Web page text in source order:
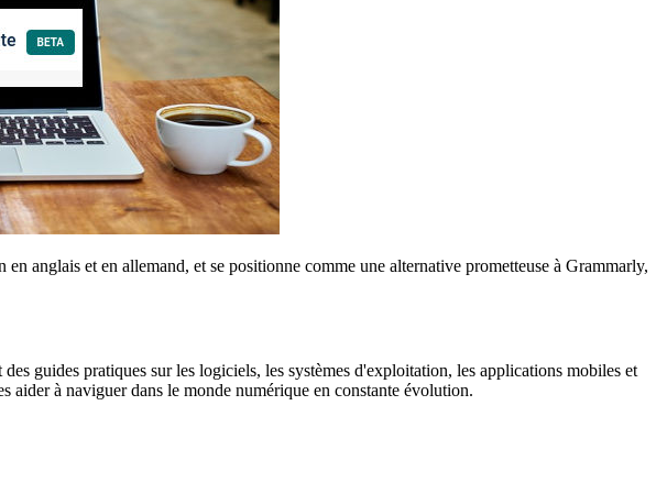
anglais et en allemand, et se positionne comme une alternative prometteuse à Grammarly,
guides pratiques sur les logiciels, les systèmes d'exploitation, les applications mobiles et
aider à naviguer dans le monde numérique en constante évolution.